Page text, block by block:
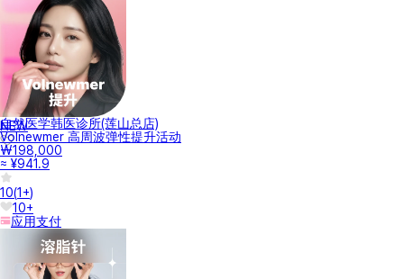
NEW
自然医学韩医诊所(莲山总店)
Volnewmer 高周波弹性提升活动
₩198,000
≈ ¥941.9
10(1+)
10+
应用支付